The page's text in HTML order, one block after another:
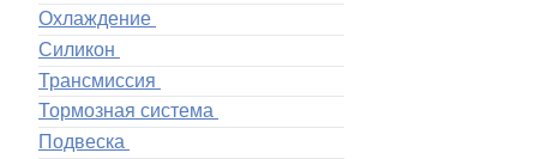
Охлаждение
Силикон
Трансмиссия
Тормозная система
Подвеска